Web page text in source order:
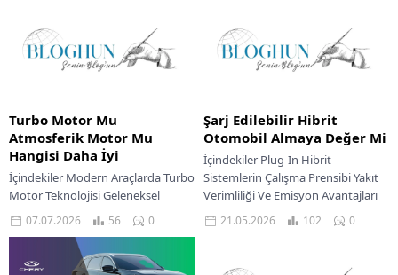
Etkisi...
Sürüş...
Turbo Motor Mu
Atmosferik Motor Mu
Hangisi Daha İyi
İçindekiler Modern Araçlarda Turbo
Motor Teknolojisi Geleneksel
Atmosferik Motorların Yapısı Ve
Özellikleri Teknik Açıdan Motor
Tipleri Karşılaştırması Sürüş
Sırasında Sürücü...
07.07.2026 56 0
Şarj Edilebilir Hibrit
Otomobil Almaya Değer Mi
İçindekiler Plug-In Hibrit
Sistemlerin Çalışma Prensibi Yakıt
Verimliliği Ve Emisyon Avantajları
Piyasada Yer Alan Hibrit Modellerin
Karşılaştırması Şarj Altyapısı Ve...
21.05.2026 102 0